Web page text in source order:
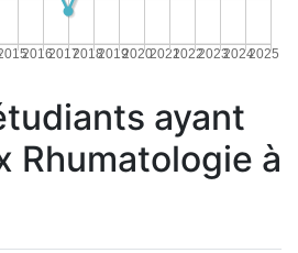
2016201720182019202020212022202320242025
ayant
Rhumatologie à